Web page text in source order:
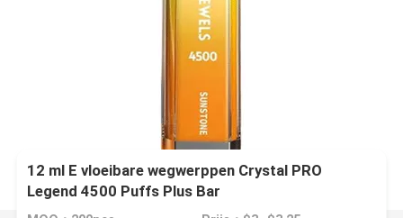
12 ml E vloeibare wegwerppen Crystal PRO
Legend 4500 Puffs Plus Bar